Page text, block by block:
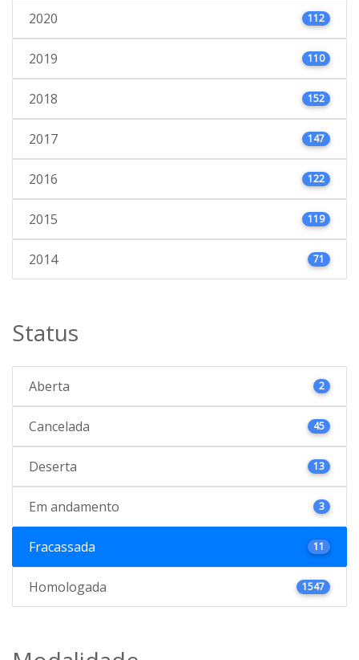
2020 112
2019 110
2018 152
2017 147
2016 122
2015 119
2014 71
Status
Aberta 2
Cancelada 45
Deserta 13
Em andamento 3
Fracassada 11
Homologada 1547